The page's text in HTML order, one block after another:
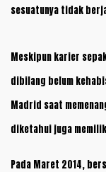
sesuatunya tidak
Meskipun karier
dibilang belum
Madrid saat
diketahui juga
Pada Maret 2014,